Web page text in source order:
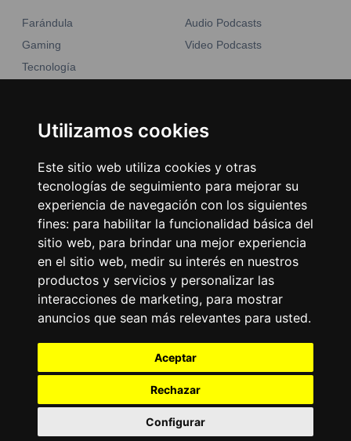
Utilizamos cookies
Este sitio web utiliza cookies y otras
tecnologías de seguimiento para mejorar su
experiencia de navegación con los siguientes
fines: para habilitar la funcionalidad básica del
sitio web, para brindar una mejor experiencia
en el sitio web, medir su interés en nuestros
productos y servicios y personalizar las
interacciones de marketing, para mostrar
anuncios que sean más relevantes para usted.
Aceptar
Rechazar
Configurar
Farándula
Gaming
Tecnología
Noticias
Audio Podcasts
Video Podcasts
Emisoras Unidas
Encuéntranos
Contacto
Términos y condiciones
Directorio
Grupo Emisoras Unidas
desarrollo porwww.dast.cl